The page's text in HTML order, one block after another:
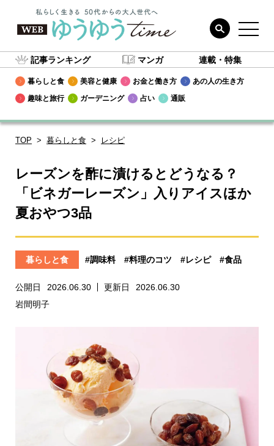
記事ランキング マンガ 連載・特集
暮らしと食 美容と健康 お金と働き方
あの人の生き方
趣味と旅行
ガーデニング 占い 通販
TOP 暮らしと食 レシピ
レーズンを酢に漬けるとどうなる？
「ビネガーレーズン」入りアイスほか
夏おやつ3品
暮らしと食 #調味料 #料理のコツ #レシピ #食品
公開日 2026.06.30 更新日
2026.06.30
岩間明子